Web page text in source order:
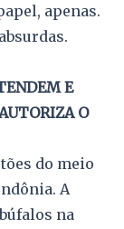
apenas.
E
O
do meio
A
na